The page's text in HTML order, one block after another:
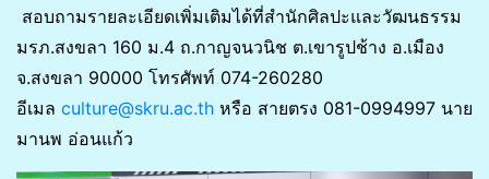
สอบถามรายละเอียดเพิ่มเติมได้ที่สำนักศิลปะและวัฒนธรรม
มรภ.สงขลา 160 ม.4 ถ.กาญจนวนิช ต.เขารูปช้าง อ.เมือง
จ.สงขลา 90000 โทรศัพท์ 074-260280
อีเมล culture@skru.ac.th หรือ สายตรง 081-0994997 นาย
มานพ อ่อนแก้ว